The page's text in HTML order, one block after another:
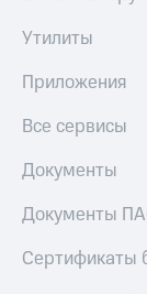
Утилиты
Приложения
Все сервисы
Документы
Документы
Сертификаты